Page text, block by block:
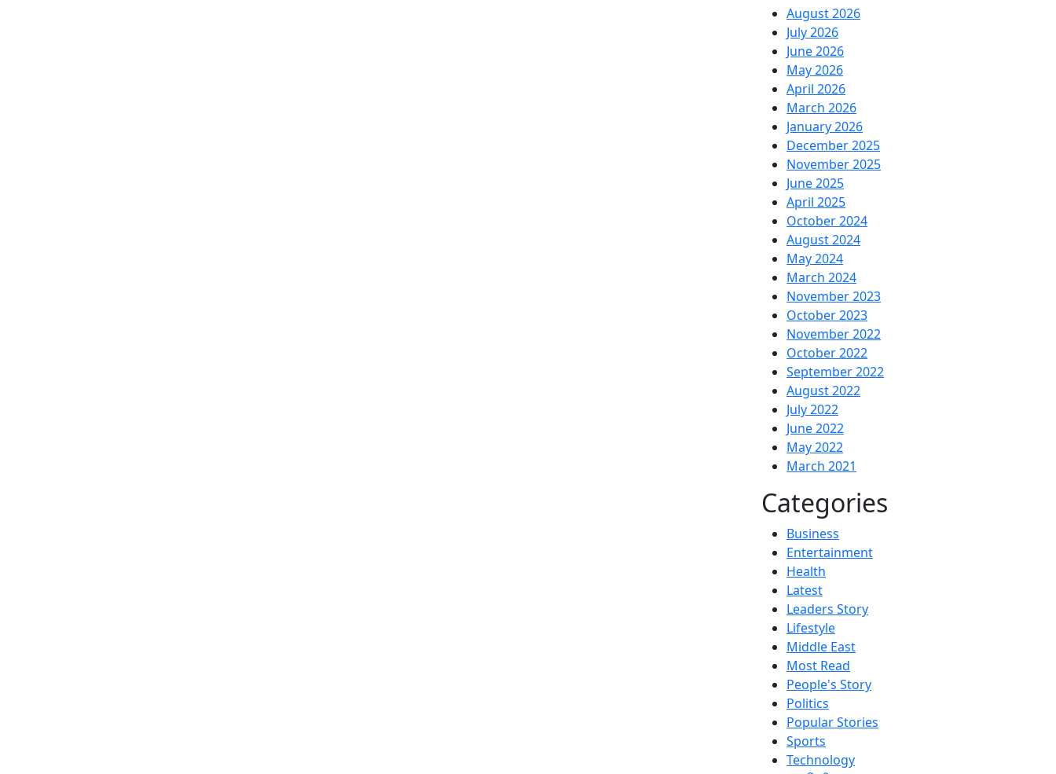
August 2026
July 2026
June 2026
May 2026
April 2026
March 2026
January 2026
December 2025
November 2025
June 2025
April 2025
October 2024
August 2024
May 2024
March 2024
November 2023
October 2023
November 2022
October 2022
September 2022
August 2022
July 2022
June 2022
May 2022
March 2021
Categories
Business
Entertainment
Health
Latest
Leaders Story
Lifestyle
Middle East
Most Read
People's Story
Politics
Popular Stories
Sports
Technology